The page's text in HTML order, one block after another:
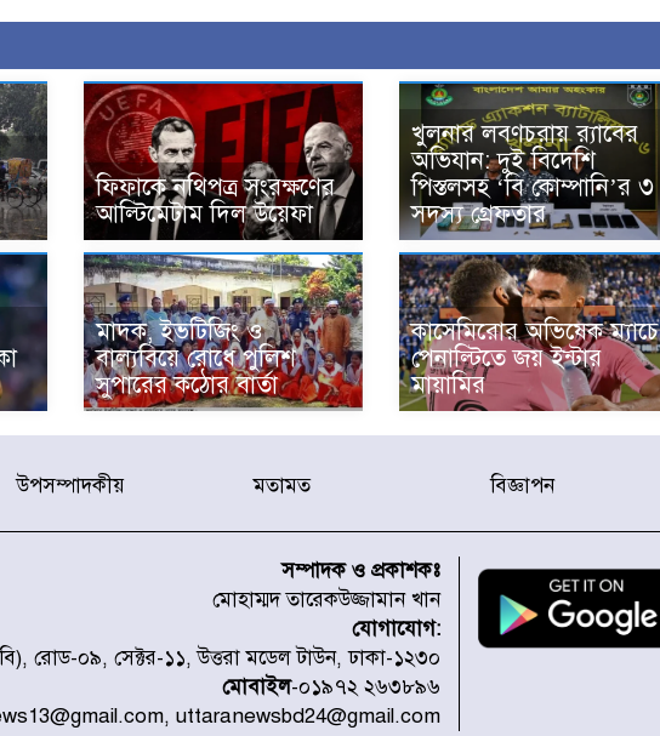
ফিফাকে নথিপত্র সংরক্ষণের
আল্টিমেটাম দিল উয়েফা
খুলনার লবণচরায় র‍্যাবের
অভিযান: দুই বিদেশি
পিস্তলসহ ‘বি কোম্পানি’র ৩
সদস্য গ্রেফতার
মাদক, ইভটিজিং ও
বাল্যবিয়ে রোধে পুলিশ
সুপারের কঠোর বার্তা
কাসেমিরোর অভিষেক ম্যাচে
পেনাল্টিতে জয় ইন্টার
মায়ামির
উপসম্পাদকীয় মতামত বিজ্ঞাপন
সম্পাদক ও প্রকাশকঃ
মোহাম্মদ তারেকউজ্জামান খান
যোগাযোগ:
রোড-০৯, সেক্টর-১১, উত্তরা মডেল টাউন, ঢাকা-১২৩০
মোবাইল-০১৯৭২ ২৬৩৮৯৬
uttaranewsbd24@gmail.com